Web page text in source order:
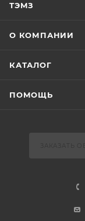
ТЭМЗ
О КОМПАНИИ
КАТАЛОГ
ПОМОЩЬ